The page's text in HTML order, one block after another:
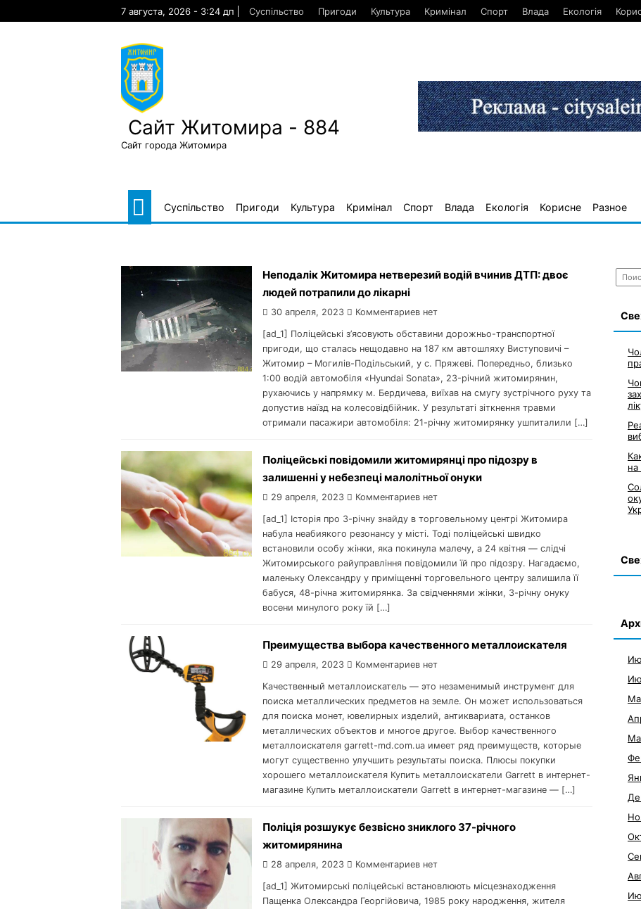
7 августа, 2026 - 3:24 дп Суспільство Пригоди Культура Кримінал Спорт Влада Екологія
Сайт Житомира - 884
Сайт города Житомира
Суспільство Пригоди Культура Кримінал Спорт Влада Екологія Корисне Разное
Неподалік Житомира нетверезий водій вчинив ДТП: двоє
людей потрапили до лікарні
30 апреля, 2023 Комментариев нет
[ad_1] Поліцейські з’ясовують обставини дорожньо-транспортної
пригоди, що сталась нещодавно на 187 км автошляху Виступовичі –
Житомир – Могилів-Подільський, у с. Пряжеві. Попередньо, близько
1:00 водій автомобіля «Hyundai Sonata», 23-річний житомирянин,
рухаючись у напрямку м. Бердичева, виїхав на смугу зустрічного руху та
допустив наїзд на колесовідбійник. У результаті зіткнення травми
отримали пасажири автомобіля: 21-річну житомирянку ушпиталили […]
Поліцейські повідомили житомирянці про підозру в
залишенні у небезпеці малолітньої онуки
29 апреля, 2023 Комментариев нет
[ad_1] Історія про 3-річну знайду в торговельному центрі Житомира
набула неабиякого резонансу у місті. Тоді поліцейські швидко
встановили особу жінки, яка покинула малечу, а 24 квітня — слідчі
Житомирського райуправління повідомили їй про підозру. Нагадаємо,
маленьку Олександру у приміщенні торговельного центру залишила її
бабуся, 48-річна житомирянка. За свідченнями жінки, 3-річну онуку
восени минулого року їй […]
Преимущества выбора качественного металлоискателя
29 апреля, 2023 Комментариев нет
Качественный металлоискатель — это незаменимый инструмент для
поиска металлических предметов на земле. Он может использоваться
для поиска монет, ювелирных изделий, антиквариата, останков
металлических объектов и многое другое. Выбор качественного
металлоискателя garrett-md.com.ua имеет ряд преимуществ, которые
могут существенно улучшить результаты поиска. Плюсы покупки
хорошего металлоискателя Купить металлоискатели Garrett в интернет-
магазине Купить металлоискатели Garrett в интернет-магазине — […]
Поліція розшукує безвісно зниклого 37-річного
житомирянина
28 апреля, 2023 Комментариев нет
[ad_1] Житомирські поліцейські встановлюють місцезнаходження
Пащенка Олександра Георгійовича, 1985 року народження, жителя
на